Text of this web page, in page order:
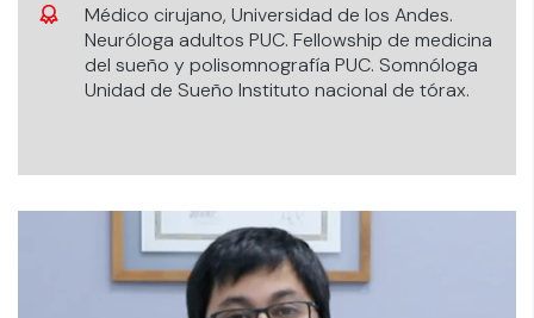
Médico cirujano, Universidad de los Andes.
Neuróloga adultos PUC. Fellowship de medicina
del sueño y polisomnografía PUC. Somnóloga
Unidad de Sueño Instituto nacional de tórax.